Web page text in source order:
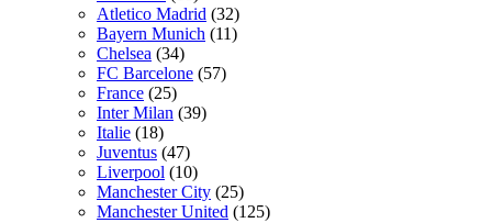
Atletico Madrid (32)
Bayern Munich (11)
Chelsea (34)
FC Barcelone (57)
France (25)
Inter Milan (39)
Italie (18)
Juventus (47)
Liverpool (10)
Manchester City (25)
Manchester United (125)